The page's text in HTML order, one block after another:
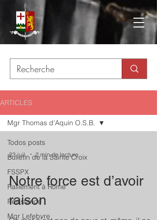
ARTICLES
Todos posts
Bulletin de la Sainte Croix
FSSPX
Ralliement à Rome
Résistance
Mgr Lefebvre
Mgr Thomas d'Aquin O.S.B.
23 juil. 2 min de lecture
Notre force est d’avoir
raison